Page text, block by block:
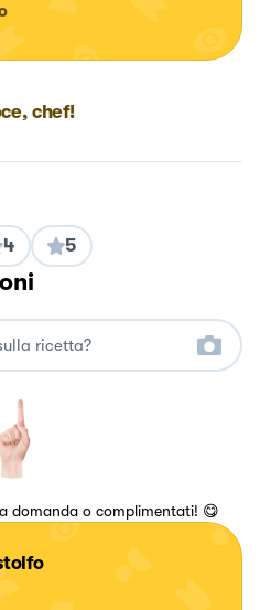
chef!
4 5
domanda o complimentati! 😋